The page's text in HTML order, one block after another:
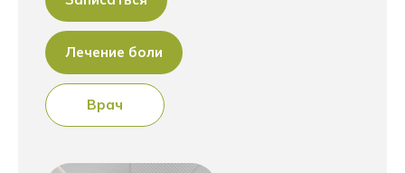
Лечение боли
Врач